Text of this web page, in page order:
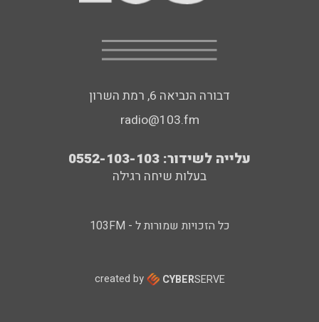
דבורה הנביאה 6, רמת השרון
radio@103.fm
עלייה לשידור: 0552-103-103
בעלות שיחה רגילה
כל הזכויות שמורות ל - 103FM
created by CYBERSERVE